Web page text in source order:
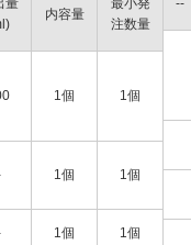
内容量
注数量
1個 1個
1個 1個
1個 1個